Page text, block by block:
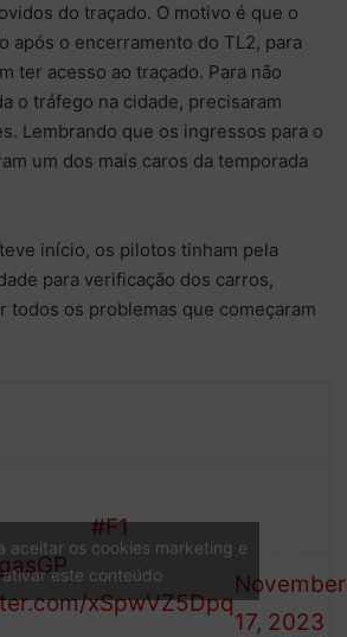
do traçado. O motivo é que o
após o encerramento do TL2, para
ter acesso ao traçado. Para não
o tráfego na cidade, precisaram
Lembrando que os ingressos para o
um dos mais caros da temporada
início, os pilotos tinham pela
para verificação dos carros,
todos os problemas que começaram
track#F1
xSpwVZ5Dpq
(@F1)
November
17, 2023
aceitar os cookies marketing e
ativar este conteúdo